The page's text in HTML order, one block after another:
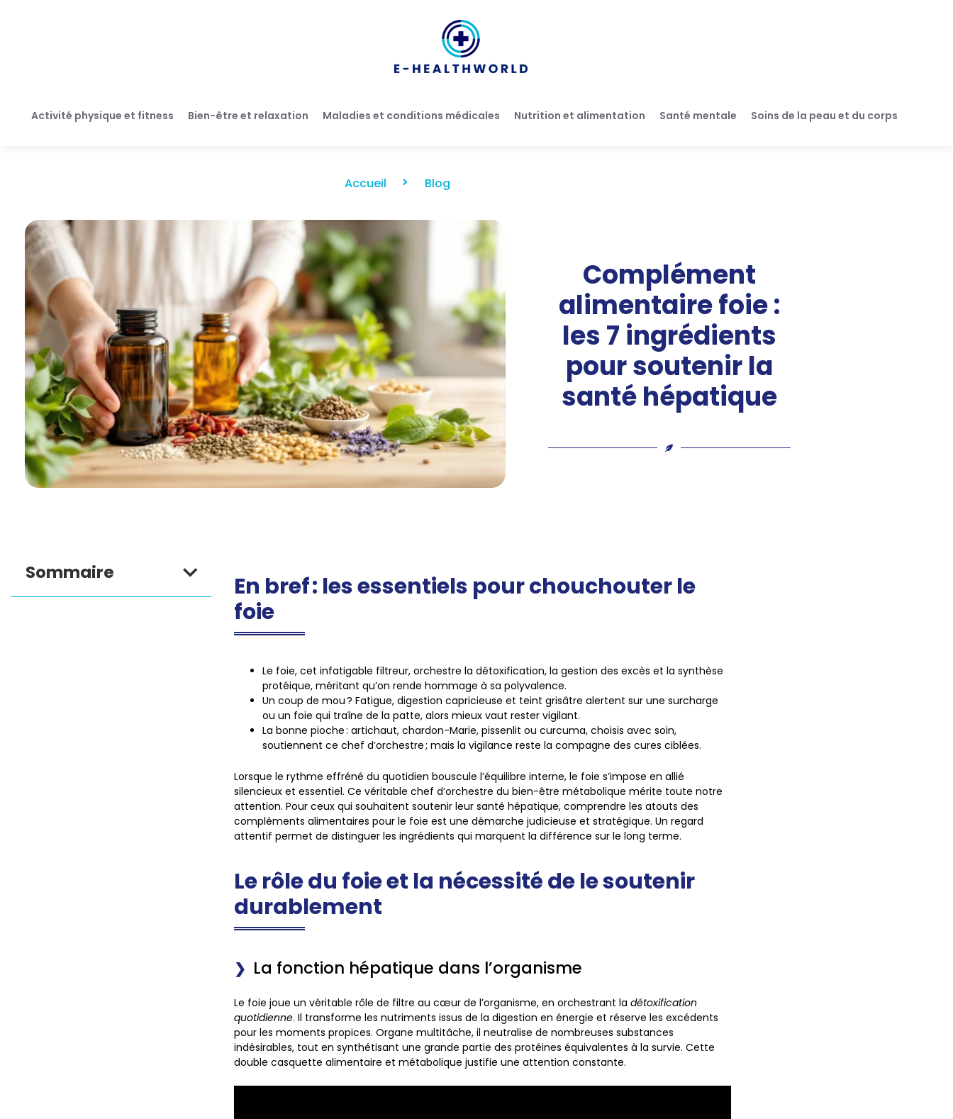
Activité physique et fitness Bien-être et relaxation Maladies et conditions médicales Nutrition et alimentation Santé mentale Soins de la peau et du corps
Accueil Blog
Complément
alimentaire foie :
les 7 ingrédients
pour soutenir la
santé hépatique
Sommaire
En bref : les essentiels pour chouchouter le
foie
Le foie, cet infatigable filtreur, orchestrela détoxification, la gestion des excès et la synthèse
protéique, méritant qu’on rende hommage à sa polyvalence.
Un coup de mou ?Fatigue, digestion capricieuse et teint grisâtre alertent sur une surcharge
ou un foie qui traîne de la patte, alors mieux vaut rester vigilant.
La bonne pioche :artichaut, chardon-Marie, pissenlit ou curcuma, choisis avec soin,
soutiennent ce chef d’orchestre ; mais la vigilance reste la compagne des cures ciblées.
Lorsque le rythme effréné du quotidien bouscule l’équilibre interne, le foie s’impose en allié
silencieux et essentiel. Ce véritable chef d’orchestre du bien-être métabolique mérite toute notre
attention. Pour ceux qui souhaitent soutenir leur santé hépatique, comprendre les atouts des
compléments alimentaires pour le foie est une démarche judicieuse et stratégique. Un regard
attentif permet de distinguer les ingrédients qui marquent la différence sur le long terme.
Le rôle du foie et la nécessité de le soutenir
durablement
La fonction hépatique dans l’organisme
Le foie joue un véritable rôle de filtre au cœur de l’organisme, en orchestrant ladétoxification
quotidienne. Il transforme les nutriments issus de la digestion en énergie et réserve les excédents
pour les moments propices.Organe multitâche, il neutralise de nombreuses substances
indésirables, tout en synthétisant une grande partie des protéines équivalentes à la survie. Cette
double casquette alimentaire et métabolique justifie une attention constante.